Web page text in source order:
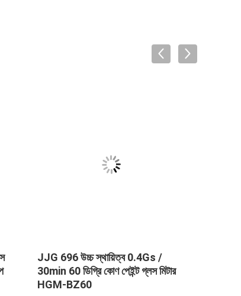
JJG 696 উচ্চ স্থায়িত্ব 0.4Gs /
30min 60 ডিগ্রি কোণ পেইন্ট গ্লস মিটার
HGM-BZ60